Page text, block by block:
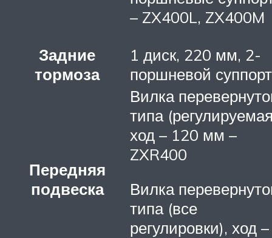
– ZX400L, ZX400M
Задние
тормоза
1 диск, 220 мм, 2-
поршневой суппорт
Передняя
подвеска
Вилка
типа
ход – 120 мм –
ZXR400
Вилка
типа (все
регулировки), ход –